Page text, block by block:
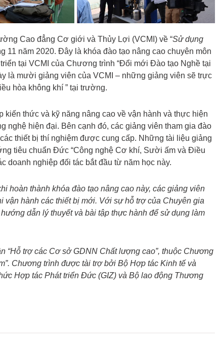
Cao đẳng Cơ giới và Thủy Lợi (VCMI) về “Sử dụng
11 năm 2020. Đây là khóa đào tạo nâng cao chuyên môn
tại VCMI của Chương trình “Đổi mới Đào tạo Nghề tại
là mười giảng viên của VCMI – những giảng viên sẽ trực
hòa không khí ” tại trường.
thức và kỹ năng nâng cao về vận hành và thực hiện
hiện đại. Bên cạnh đó, các giảng viên tham gia đào
thiết bị thí nghiệm được cung cấp. Những tài liệu giảng
tiêu chuẩn Đức “Công nghệ Cơ khí, Sười ấm và Điều
doanh nghiệp đối tác bắt đầu từ năm học này.
hoàn thành khóa đào tạo nâng cao này, các giảng viên
hành các thiết bị mới. Với sự hỗ trợ của Chuyên gia
dẫn lý thuyết và bài tập thực hành để sử dụng làm
“Hỗ trợ các Cơ sở GDNN Chất lượng cao”, thuộc Chương
Chương trình được tài trợ bởi Bộ Hợp tác Kinh tế và
Hợp tác Phát triển Đức (GIZ) và Bộ lao động Thương